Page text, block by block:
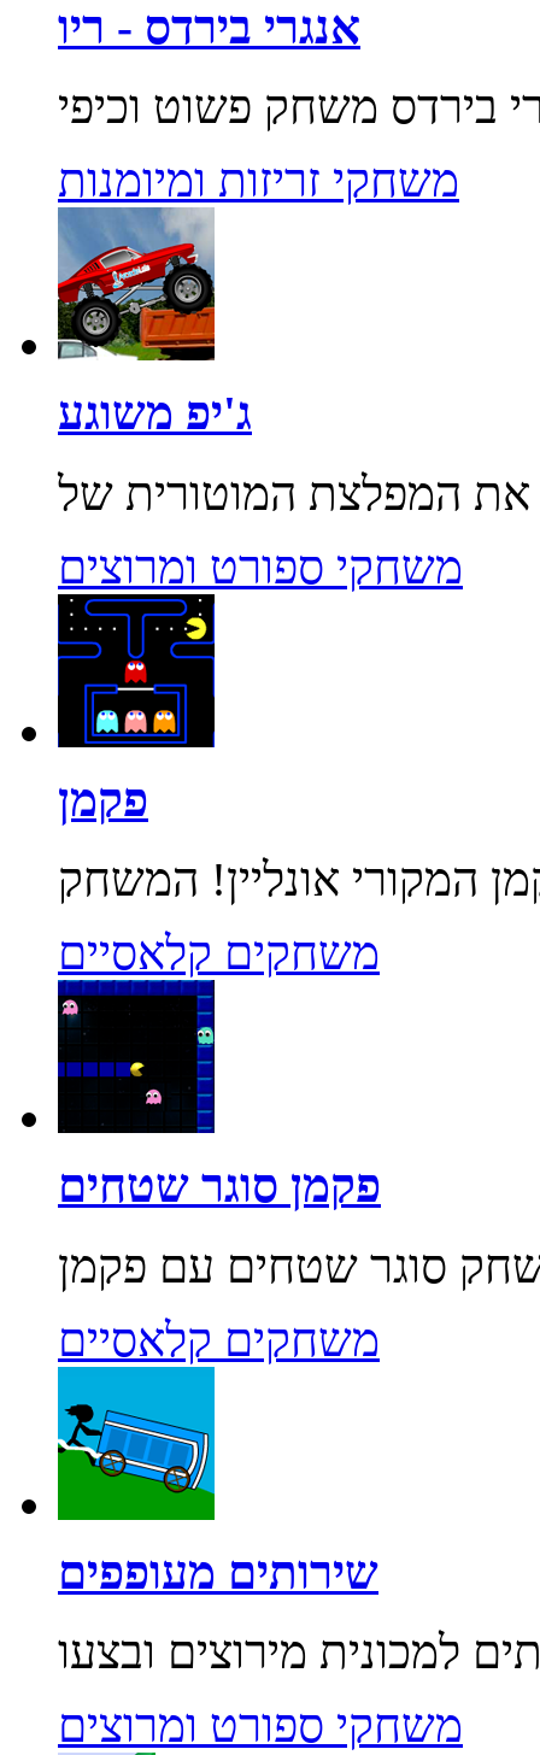
אנגרי בירדס - ריו
משחקי זריזות ומיומנות
ג'יפ משוגע
משחקי ספורט ומרוצים
פקמן
משחקים קלאסיים
פקמן סוגר שטחים
משחקים קלאסיים
שירותים מעופפים
משחקי ספורט ומרוצים